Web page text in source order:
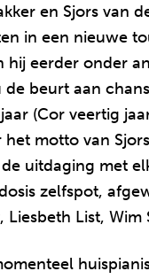
en Sjors van
in een nieuwe
hij eerder onder
de beurt aan
(Cor veertig
motto van
uitdaging met
zelfspot,
Liesbeth List,